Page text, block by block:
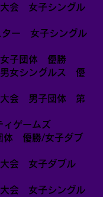
大会 女子シングル
ター 女子シングル
子団体 優勝
女シングルス 優
大会 男子団体 第
ゲームズ
体 優勝/女子ダブ
大会 女子ダブル
大会 女子シングル